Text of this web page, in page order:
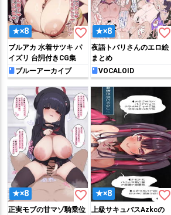
★×8 favorite_border
ブルアカ 水着サツキ パ
イズリ 台詞付きCG集
ブルーアーカイブ
★×8 favorite_border
夜語トバリさんのエロ絵
まとめ
VOCALOID
★×8 favorite_border
正実モブの甘マゾ騎乗位
★×8 favorite_border
上級サキュバスAzkcの